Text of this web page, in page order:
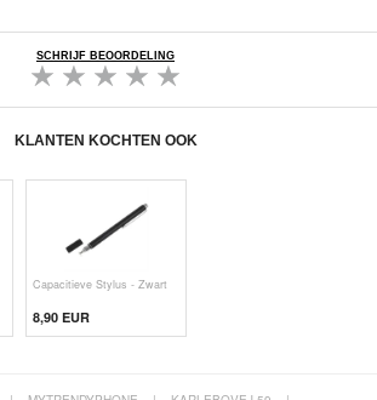
SCHRIJF BEOORDELING
KLANTEN KOCHTEN OOK
Capacitieve Stylus - Zwart
8,90 EUR